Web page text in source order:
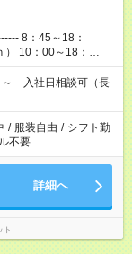
8：45～18：
10：00～18：
～ 入社日相談可（長
/ 服装自由 / シフト勤
不要
詳細へ
ト